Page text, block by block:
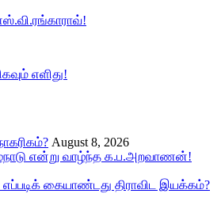
எளிது!
August 8, 2026
என்று வாழ்ந்த க.ப.அறவாணன்!
கையாண்டது திராவிட இயக்கம்?